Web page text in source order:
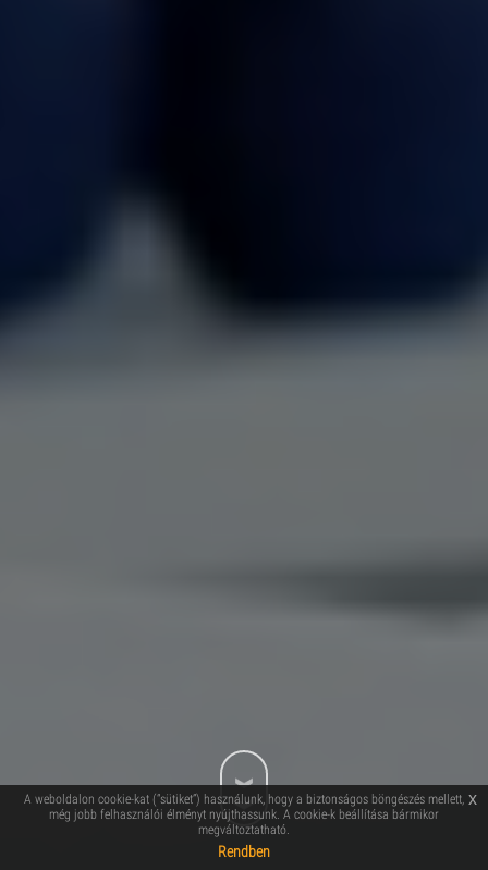
A weboldalon cookie-kat (“sütiket”) használunk, hogy a biztonságos böngészés mellett,
még jobb felhasználói élményt nyújthassunk. A cookie-k beállítása bármikor
megváltoztatható.
Rendben
x